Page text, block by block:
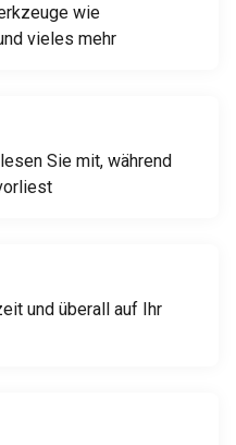
wie
vieles mehr
Sie mit, während
und überall auf Ihr